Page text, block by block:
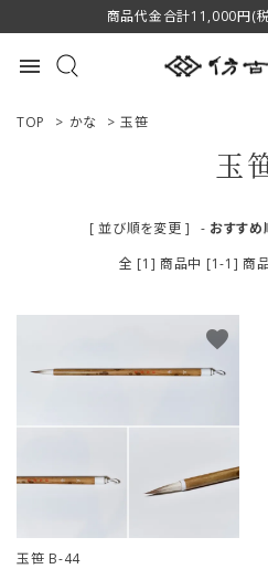
商品代金合計11,000円(税
menu
ACCOUNT MENU
私たちについて
TOP > かな > 玉笹
玉
[ 並び順を変更 ] - おすすめ
全 [1] 商品中 [1-1] 商品
玉笹 B-44
favorite